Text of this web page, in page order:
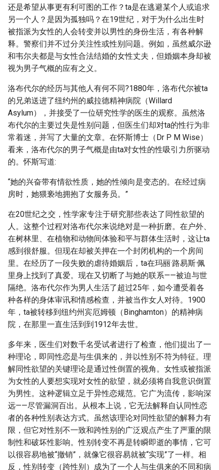
还是希望从事更有利可图的工作？ta是在逃避某个人或追求
另一个人？是因为孤独吗？在19世纪，对于为什么出生时
被指派为女性的人会转变并以男性的身份生活，有各种解
释。警察们并不过分关注性或性别问题。例如，虽然威尔逊
和韦尔夫都是与女性合法结婚的女性丈夫，但婚姻本身却被
视为男子气概的应有之义。
洛布代尔的经历与其他人有何不同?1880年，洛布代尔被ta
的兄弟送进了纽约州的威拉德精神病院（Willard
Asylum），并接受了一位研究性学的医生的观察。虽然洛
布代尔的主要过失是性别问题，但医生们却对ta的性行为非
常着迷，并写了大量的文章。在怀斯博士（Dr P M Wise）
看来，洛布代尔的男子气概是由ta对女性的性吸引力所驱动
的。怀斯写道:
“她的兴奋带有情欲性质，她的性倾向是变态的。在经过病
房时，她猥亵地拥抱了女服务员。”
在20世纪之交，性学家专注于研究那些表达了同性欲望的
人。这整个过程对洛布代尔来说绝对是一种折磨。在户外、
在树林里、在植物和动物间体验和平与群体生活时，这让ta
感到很舒服。但现在却被关押在一个封闭机构的一个房间
里。在经历了一段失败的虐待婚姻后，ta在玛丽·路易斯·佩
里身上找到了真爱。现在又切断了与她的联系——被迫与世
隔绝。洛布代尔作为男人生活了超过25年，如今遭受着各
种各样的身体审讯和情感检查，并被当作女人对待。1900
年，ta被转移到纽约州宾厄姆顿（Binghamton）的精神病
院，在那里一直生活到到1912年去世。
多年来，医生们对数千名受试者进行了检查，他们提出了一
种理论，即同性恋是与生俱来的，并以性别不符为特征。理
解同性欲望的关键理论是通过性倒置的视角。女性或被指派
为女性的人要想实现对女性的欲望，就必须将自我意识倒置
为男性。这种逻辑立足于异性恋规范。它广为流传，影响深
远——尽管漏洞百出。从根本上说，它无法解释自认同性恋
者的各种性别表达方式。虽然该理论对同性欲望的解释力有
限，但它对性别不一致和跨性别的广泛观点产生了严重的限
制性和破坏性影响。性别转变不再是转瞬即逝的事情，它可
以很容易地被“撤销”，就像它很容易就被“实现”了一样。相
反，性别转变（跨性别）成为了一个人与生俱来的不同和病